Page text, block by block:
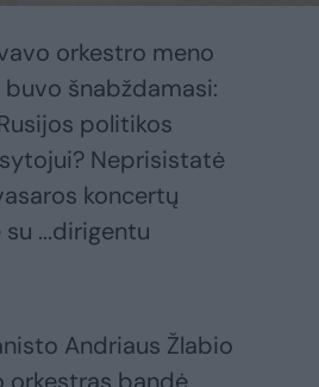
orkestro meno
šnabždamasi:
politikos
Neprisistatė
koncertų
...dirigentu
Andriaus Žlabio